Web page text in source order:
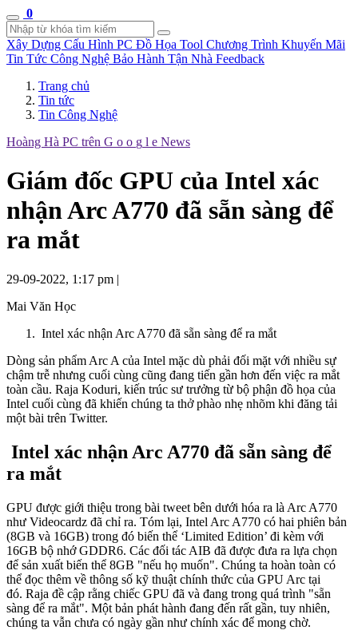
0
Xây Dựng Cấu Hình PC Đồ Họa Tool Chương Trình Khuyến Mãi
Tin Tức Công Nghệ Bảo Hành Tận Nhà Feedback
Trang chủ
Tin tức
Tin Công Nghệ
Hoàng Hà PC trên G o o g l e News
Giám đốc GPU của Intel xác
nhận Arc A770 đã sẵn sàng để
ra mắt
29-09-2022, 1:17 pm |
Mai Văn Học
Intel xác nhận Arc A770 đã sẵn sàng để ra mắt
Dòng sản phẩm Arc A của Intel mặc dù phải đối mặt với nhiều sự
chậm trễ nhưng cuối cùng cũng đang tiến gần hơn đến việc ra mắt
toàn cầu. Raja Koduri, kiến ​​trúc sư trưởng từ bộ phận đồ họa của
Intel cuối cùng đã khiến chúng ta thở phào nhẹ nhõm khi đăng tải
một bài trên Twitter.
Intel xác nhận Arc A770 đã sẵn sàng để
ra mắt
GPU được giới thiệu trong bài tweet bên dưới hóa ra là Arc A770
như Videocardz đã chỉ ra. Tóm lại, Intel Arc A770 có hai phiên bản
(8GB và 16GB) trong đó biến thể ‘Limited Edition’ đi kèm với
16GB bộ nhớ GDDR6. Các đối tác AIB đã được đưa ra lựa chọn
để sản xuất biến thể 8GB "nếu họ muốn". Chúng ta hoàn toàn có
thể đọc thêm về thông số kỹ thuật chính thức của GPU Arc tại
đó. Raja đề cập rằng chiếc GPU đã và đang trong quá trình "sẵn
sàng để ra mắt". Một bản phát hành đang đến rất gần, tuy nhiên,
chúng ta vẫn chưa có ngày gần như chính xác để mong chờ.